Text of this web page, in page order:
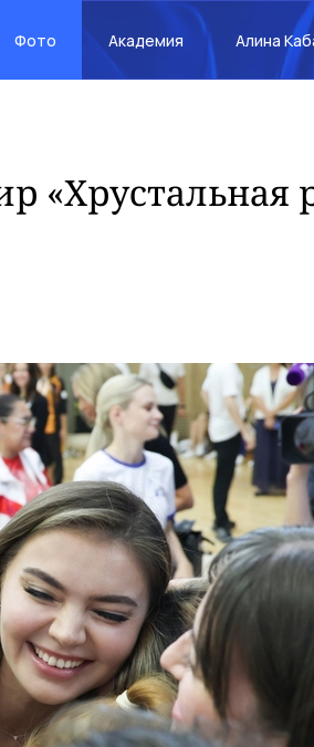
Фото Академия Алина
«Хрустальная